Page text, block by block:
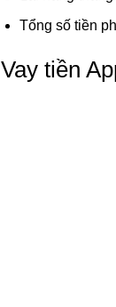
Tổng số tiền
Vay tiền